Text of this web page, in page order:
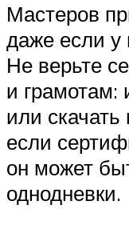
Мастеров
даже если у
Не верьте
и грамотам:
или
если
он может
однодневки.